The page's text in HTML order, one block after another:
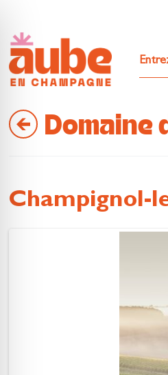
Domaine
Champignol-